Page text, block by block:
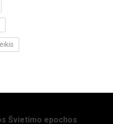
Švietimo epochos